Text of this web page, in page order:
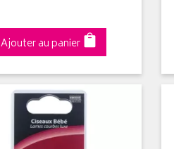
Ajouter au panier